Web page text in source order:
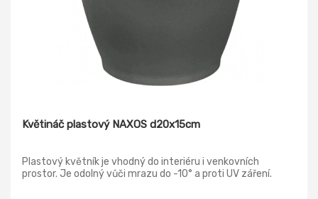
Květináč plastový NAXOS d20x15cm
Plastový květník je vhodný do interiéru i venkovních
prostor. Je odolný vůči mrazu do -10° a proti UV záření.